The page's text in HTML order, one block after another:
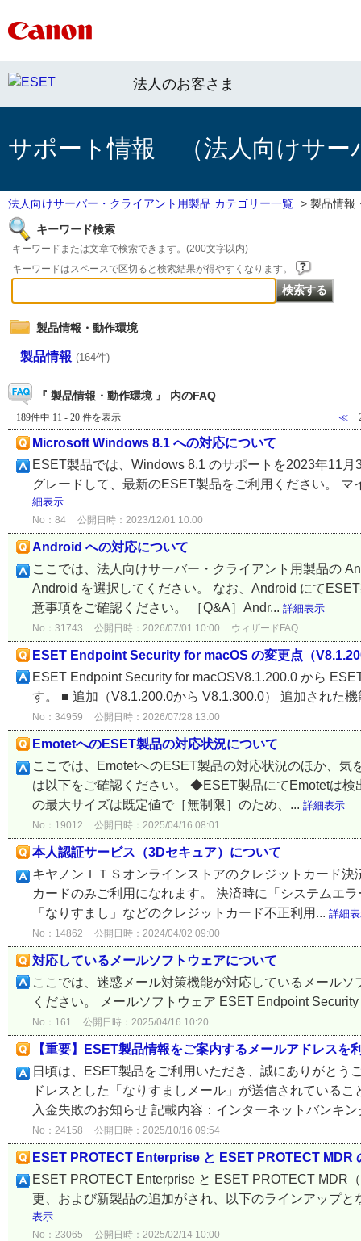
法人のお客さま
サポート情報 （法人向けサー
法人向けサーバー・クライアント用製品 カテゴリー一覧 > 製品情報
キーワード検索
キーワードまたは文章で検索できます。(200文字以内)
キーワードはスペースで区切ると検索結果が得やすくなります。
製品情報・動作環境
製品情報 (164件)
『 製品情報・動作環境 』 内のFAQ
189件中 11 - 20 件を表示 ≪
Microsoft Windows 8.1 への対応について
ESET製品では、Windows 8.1 のサポートを2023年11
グレードして、最新のESET製品をご利用ください。
細表示
No：84 公開日時：2023/12/01 10:00
Android への対応について
ここでは、法人向けサーバー・クライアント用製品の
Android を選択してください。 なお、Android にて
意事項をご確認ください。 ［Q&A］Andr... 詳細表示
No：31743 公開日時：2026/07/01 10:00 ウィザードFAQ
ESET Endpoint Security for macOS の変更点（
ESET Endpoint Security for macOSV8.1.200.0 から
す。 ■ 追加（V8.1.200.0から V8.1.300.0） 追加された
No：34959 公開日時：2026/07/28 13:00
EmotetへのESET製品の対応状況について
ここでは、EmotetへのESET製品の対応状況のほか、
は以下をご確認ください。 ◆ESET製品にてEmotetは
の最大サイズは既定値で［無制限］のため、... 詳細表示
No：19012 公開日時：2025/04/16 08:01
本人認証サービス（3Dセキュア）について
キヤノンＩＴＳオンラインストアのクレジットカード
カードのみご利用になれます。 決済時に「システムエ
「なりすまし」などのクレジットカード不正利用... 詳細
No：14862 公開日時：2024/04/02 09:00
対応しているメールソフトウェアについて
ここでは、迷惑メール対策機能が対応しているメール
ください。 メールソフトウェア ESET Endpoint
No：161 公開日時：2025/04/16 10:20
【重要】ESET製品情報をご案内するメールアドレス
日頃は、ESET製品をご利用いただき、誠にありがと
ドレスとした「なりすましメール」が送信されている
入金失敗のお知らせ 記載内容：インターネットバンキ
No：24158 公開日時：2025/10/16 09:54
ESET PROTECT Enterprise と ESET PROTECT MDR
ESET PROTECT Enterprise と ESET PROTECT
更、および新製品の追加がされ、以下のラインアップ
表示
No：23065 公開日時：2025/02/14 10:00